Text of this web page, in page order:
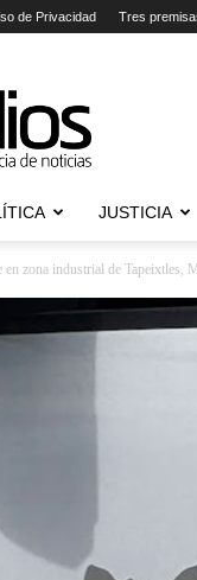
de Privacidad Tres
JUSTICIA
en zona industrial de Tapeixtles,